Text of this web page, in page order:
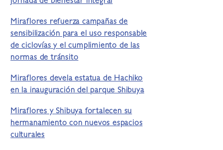
jornada de bienestar integral
Miraflores refuerza campañas de
sensibilización para el uso responsable
de ciclovías y el cumplimiento de las
normas de tránsito
Miraflores devela estatua de Hachiko
en la inauguración del parque Shibuya
Miraflores y Shibuya fortalecen su
hermanamiento con nuevos espacios
culturales